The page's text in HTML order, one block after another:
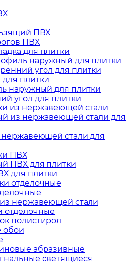
ПВХ
ПВХ
для плитки
наружный для плитки
угол для плитки
для плитки
наружный для плитки
угол для плитки
из нержавеющей стали
из нержавеющей стали для
стали для
ПВХ
ПВХ для плитки
для плитки
отделочные
нержавеющей стали
отделочные
полистирол
обои
абразивные
светящиеся